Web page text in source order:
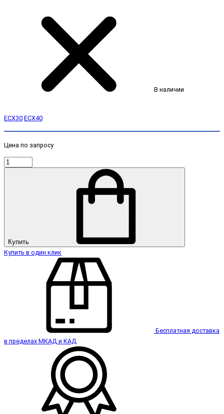
В наличии
ECX30 ECX40
Цена по запросу
Купить
Купить в один клик
Бесплатная доставка
в пределах МКАД и КАД